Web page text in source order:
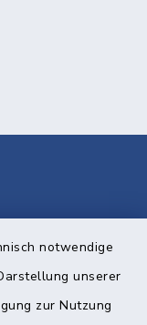
notwendige
unserer
zur Nutzung